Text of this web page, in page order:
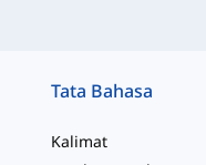
Tata Bahasa
Kalimat